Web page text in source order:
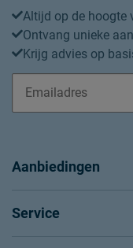
Altijd op de hoogte
Ontvang unieke
Krijg advies op
Aanbiedingen
Service